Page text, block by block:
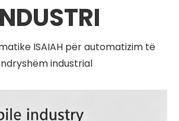
ISAIAH për automatizim të
ndryshëm industrial